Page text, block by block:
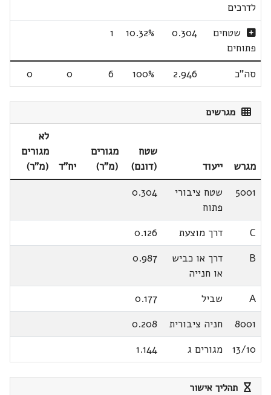
לדרכים
שטחים
פתוחים
0.304
10.32%
1
סה"כ 2.946
100%
6
0
0
מגרשים
מגרש ייעוד
שטח
(דונם)
מגורים
(מ"ר)
יח"ד
לא
מגורים
(מ"ר)
5001
שטח ציבורי
פתוח
0.304
C דרך מוצעת
0.126
B
דרך או כביש
או חנייה
0.987
A שביל
0.177
8001
חניה ציבורית
0.208
13/10
מגורים ג 1.144
תהליך אישור